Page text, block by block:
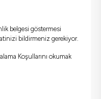
belgesi göstermesi
bildirmeniz gerekiyor.
Koşullarını okumak